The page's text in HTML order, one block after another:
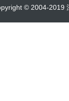
© 2004-2019